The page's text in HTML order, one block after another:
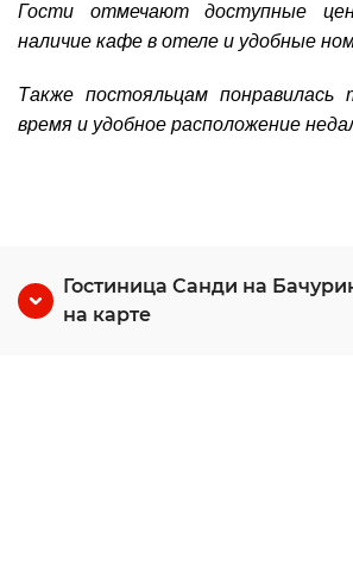
Гости отмечают доступные
наличие кафе в отеле и удобные
Также постояльцам понравилась
время и удобное расположение
Гостиница Санди на
на карте